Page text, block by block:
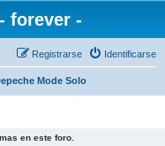
forever -
Identificarse
Registrarse
Mode Solo
en este foro.